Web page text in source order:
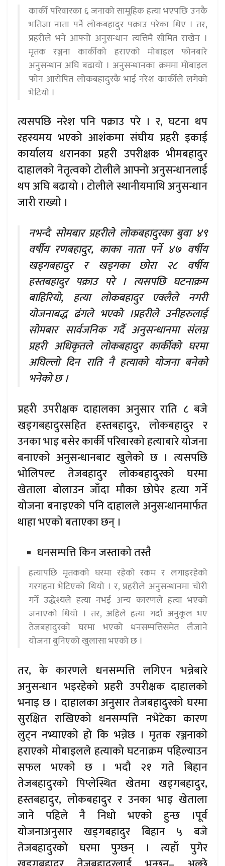
कार्की परिवारका ६ जनाको सामूहिक हत्या भएपछि उनकै
भतिजा नाता पर्ने लोकबहादुर पक्राउ परेका थिए । तर,
प्रहरीले भने आफ्नो अनुसन्धान त्यत्तिमै सीमित राखेन ।
मृतक रञ्जना कार्कीको हराएको मोबाइल फोनबारे
अनुसन्धान अघि बढायो । अनुसन्धानका क्रममा मोबाइल
फोन आरोपित लोकबहादुरकै भाई नरेश कार्कीले लगेको
भेटियो ।
त्यसपछि नरेश पनि पक्राउ परे । र, घटना थप
रहस्यमय भएको आशंकमा संघीय प्रहरी इकाई
कार्यालय धरानका प्रहरी उपरीक्षक भीमबहादुर
दाहालको नेतृत्वको टोलीले आफ्नो अनुसन्धानलाई
थप अघि बढायो । टोलीले स्थानीयमाथि अनुसन्धान
जारी राख्यो ।
नभन्दै सोमबार प्रहरीले लोकबहादुरका बुवा ४९
वर्षीय रणबहादुर, काका नाता पर्ने ४७ वर्षीय
खड्गबहादुर र खड्गका छोरा २८ वर्षीय
हस्तबहादुर पक्राउ परे । त्यसपछि घटनाक्रम
बाहिरियो, हत्या लोकबहादुर एक्लैले नगरी
योजनाबद्ध ढंगले भएको ।प्रहरीले उनीहरुलाई
सोमबार सार्वजनिक गर्दै अनुसन्धानमा संलग्न
प्रहरी अधिकृतले लोकबहादुर कार्कीको घरमा
अघिल्लो दिन राति नै हत्याको योजना बनेको
भनेको छ ।
प्रहरी उपरीक्षक दाहालका अनुसार राति ८ बजे
खड्गबहादुरसहित हस्तबहादुर, लोकबहादुर र
उनका भाइ बसेर कार्की परिवारको हत्याबारे योजना
बनाएको अनुसन्धानबाट खुलेको छ । त्यसपछि
भोलिपल्ट तेजबहादुर लोकबहादुरको घरमा
खेताला बोलाउन जाँदा मौका छोपेर हत्या गर्ने
योजना बनाइएको पनि दाहालले अनुसन्धानमार्फत
थाहा भएको बताएका छन् ।
धनसम्पत्ति किन जस्ताको तस्तै
हत्यापछि मृतकको घरमा रहेको रकम र लगाइरहेको
गरगहना भेटिएको थियो । र, प्रहरीले अनुसन्धानमा चोरी
गर्ने उद्धेश्यले हत्या नभई अन्य कारणले हत्या भएको
जनाएको थियो । तर, अहिले हत्या गर्दा अनुकूल भए
तेजबहादुरको घरमा भएको धनसम्पत्तिसमेत लैजाने
योजना बुनिएको खुलासा भएको छ ।
तर, के कारणले धनसम्पत्ति लगिएन भन्नेबारे
अनुसन्धान भइरहेको प्रहरी उपरीक्षक दाहालको
भनाइ छ । दाहालका अनुसार तेजबहादुरको घरमा
सुरक्षित राखिएको धनसम्पत्ति नभेटेका कारण
लुट्न नभ्याएको हो कि भन्नेछ । मृतक रञ्जनाको
हराएको मोबाइलले हत्याको घटनाक्रम पहिल्याउन
सफल भएको छ । भदौ २१ गते बिहान
तेजबहादुरको पिप्लेस्थित खेतमा खड्गबहादुर,
हस्तबहादुर, लोकबहादुर र उनका भाइ खेताला
जाने पहिले नै निधो भएको हुन्छ ।पूर्व
योजनाअनुसार खड्गबहादुर बिहान ५ बजे
तेजबहादुरको घरमा पुग्छन् । त्यहाँ पुगेर